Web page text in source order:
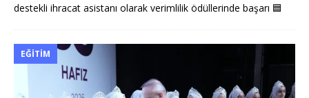
destekli ihracat asistanı olarak verimlilik ödüllerinde başarı 🟦
EĞITIM